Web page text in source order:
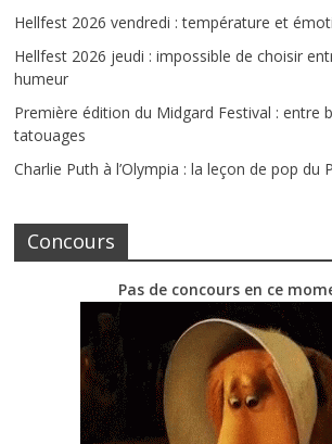
Hellfest 2026 vendredi : température et
Hellfest 2026 jeudi : impossible de choisir
humeur
Première édition du Midgard Festival : entre
tatouages
Charlie Puth à l’Olympia : la leçon de pop du
Concours
Pas de concours en ce